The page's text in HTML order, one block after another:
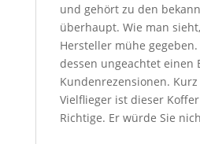
und gehört zu den
überhaupt. Wie man
Hersteller mühe gegeben.
dessen ungeachtet einen
Kundenrezensionen. Kurz
Vielflieger ist dieser
Richtige. Er würde Sie